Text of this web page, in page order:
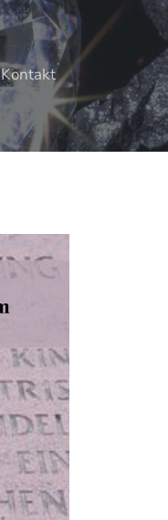
Kontakt